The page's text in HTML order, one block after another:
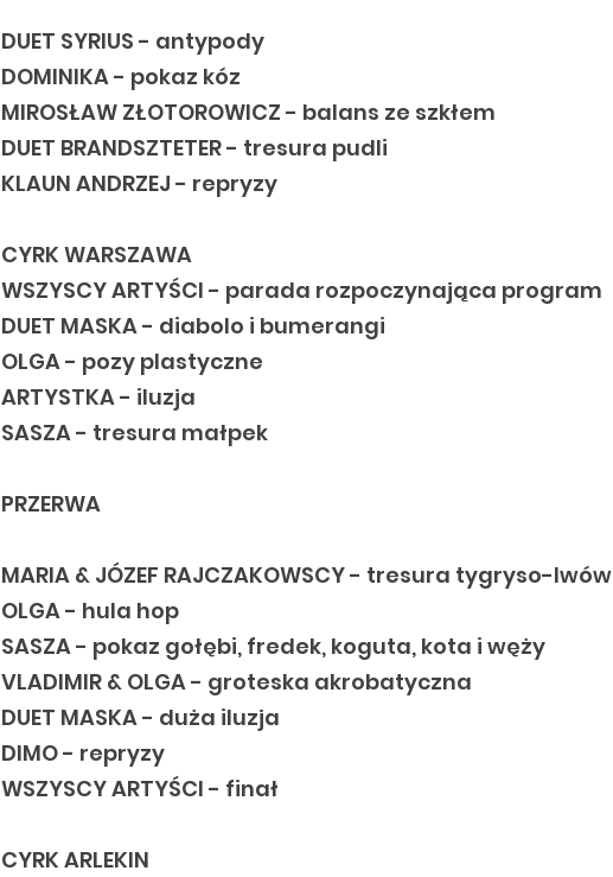
DUET SYRIUS - antypody
DOMINIKA - pokaz kóz
MIROSŁAW ZŁOTOROWICZ - balans ze szkłem
DUET BRANDSZTETER - tresura pudli
KLAUN ANDRZEJ - repryzy
CYRK WARSZAWA
WSZYSCY ARTYŚCI - parada rozpoczynająca program
DUET MASKA - diabolo i bumerangi
OLGA - pozy plastyczne
ARTYSTKA - iluzja
SASZA - tresura małpek
PRZERWA
MARIA & JÓZEF RAJCZAKOWSCY - tresura tygryso-lwów
OLGA - hula hop
SASZA - pokaz gołębi, fredek, koguta, kota i węży
VLADIMIR & OLGA - groteska akrobatyczna
DUET MASKA - duża iluzja
DIMO - repryzy
WSZYSCY ARTYŚCI - finał
CYRK ARLEKIN